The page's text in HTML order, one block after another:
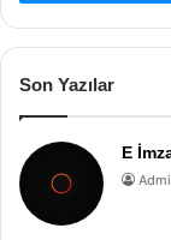
Son Yazılar
E